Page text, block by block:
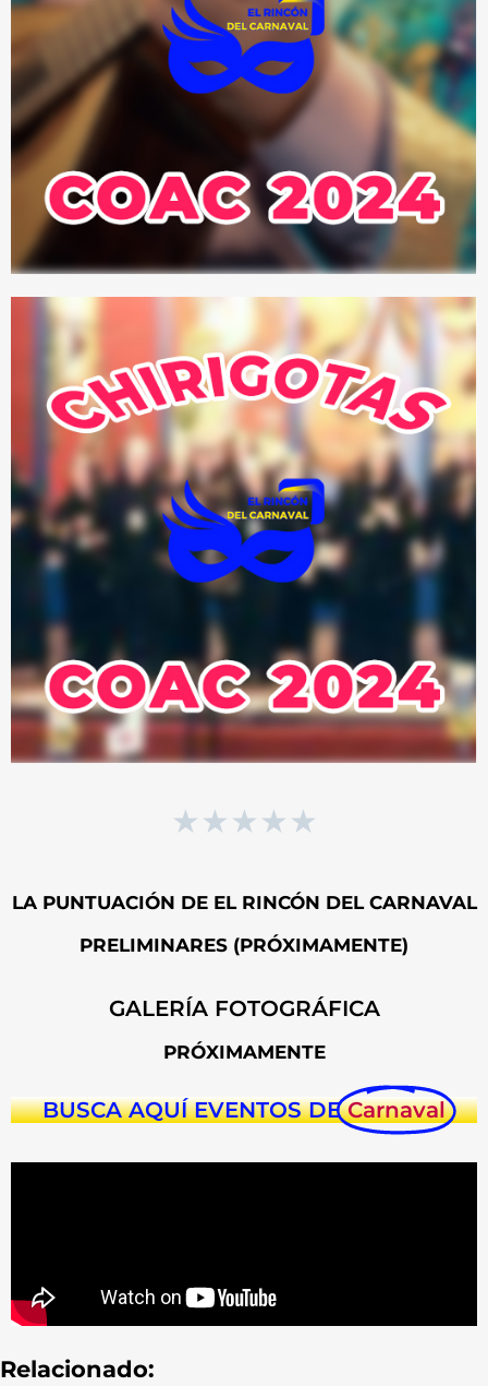
★★★★★
LA PUNTUACIÓN DE EL RINCÓN DEL CARNAVAL
PRELIMINARES (PRÓXIMAMENTE)
GALERÍA FOTOGRÁFICA
PRÓXIMAMENTE
BUSCA AQUÍ EVENTOS DE Carnaval
Relacionado: